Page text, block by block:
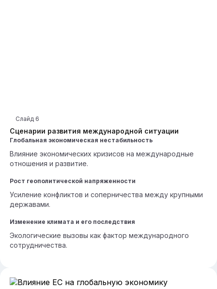
Сценарии развития международной ситуации
Слайд 6
Глобальная экономическая нестабильность
Влияние экономических кризисов на международные
отношения и развитие.
Рост геополитической напряженности
Усиление конфликтов и соперничества между крупными
державами.
Изменение климата и его последствия
Экологические вызовы как фактор международного
сотрудничества.